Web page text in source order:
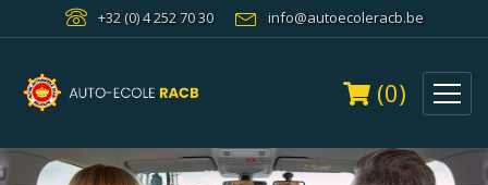
+32 (0) 4 252 70 30 info@autoecoleracb.be
(0)